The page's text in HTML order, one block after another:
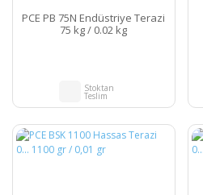
PCE PB 75N Endüstriye Terazi
75 kg / 0.02 kg
Stoktan
Teslim